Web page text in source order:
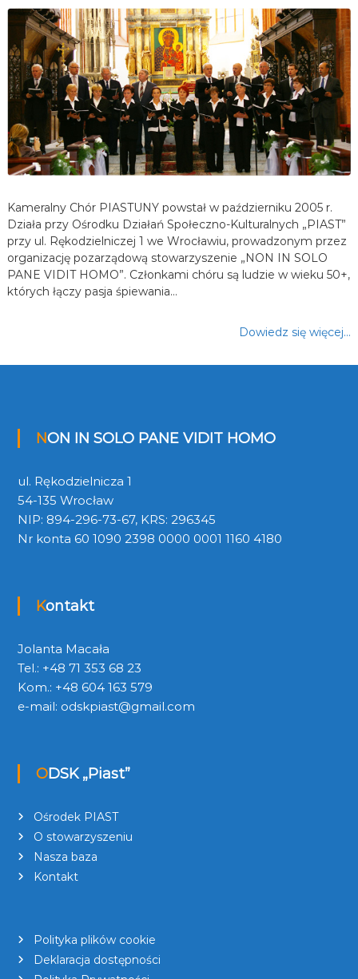
Kameralny Chór PIASTUNY powstał w październiku 2005 r.
Działa przy Ośrodku Działań Społeczno-Kulturalnych „PIAST”
przy ul. Rękodzielniczej 1 we Wrocławiu, prowadzonym przez
organizację pozarządową stowarzyszenie „NON IN SOLO
PANE VIDIT HOMO”. Członkami chóru są ludzie w wieku 50+,
których łączy pasja śpiewania…
Dowiedz się więcej…
NON IN SOLO PANE VIDIT HOMO
ul. Rękodzielnicza 1
54-135 Wrocław
NIP: 894-296-73-67, KRS: 296345
Nr konta 60 1090 2398 0000 0001 1160 4180
Kontakt
Jolanta Macała
Tel.: +48 71 353 68 23
Kom.: +48 604 163 579
e-mail: odskpiast@gmail.com
ODSK „Piast”
Ośrodek PIAST
O stowarzyszeniu
Nasza baza
Kontakt
Polityka plików cookie
Deklaracja dostępności